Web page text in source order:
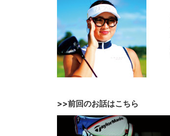
>>前回のお話はこちら